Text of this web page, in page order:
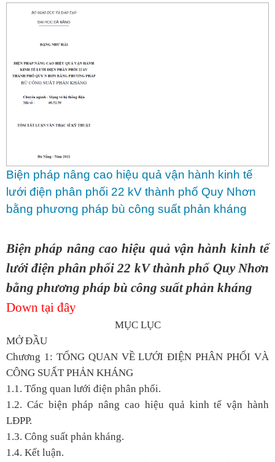
Biện pháp nâng cao hiệu quả vận hành kinh tế
lưới điện phân phối 22 kV thành phố Quy Nhơn
bằng phương pháp bù công suất phản kháng
Biện pháp nâng cao hiệu quả vận hành kinh tế
lưới điện phân phối 22 kV thành phố Quy Nhơn
bằng phương pháp bù công suất phản kháng
Down tại đây
MỤC LỤC
MỞ ĐẦU
Chương 1: TỔNG QUAN VỀ LƯỚI ĐIỆN PHÂN PHỐI VÀ
CÔNG SUẤT PHẢN KHÁNG
1.1. Tổng quan lưới điện phân phối.
1.2. Các biện pháp nâng cao hiệu quả kinh tế vận hành
LĐPP.
1.3. Công suất phản kháng.
1.4. Kết luận.